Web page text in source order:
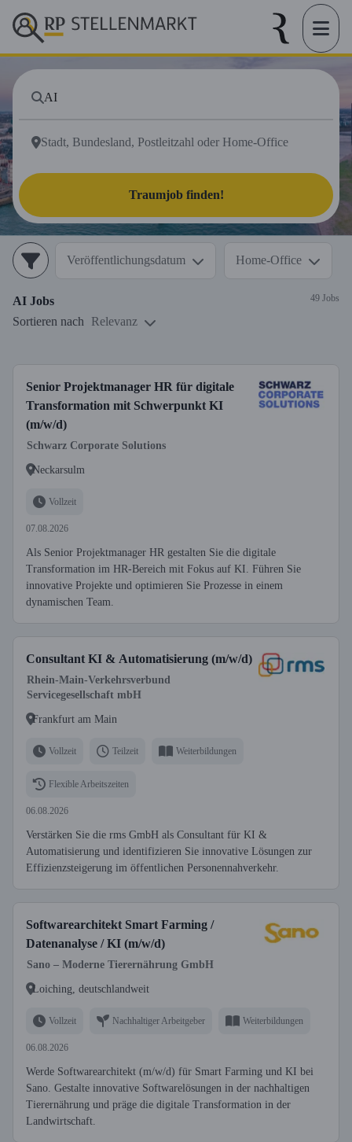
Traumjob finden!
Veröffentlichungsdatum Home-Office
AI Jobs 49 Jobs
Sortieren nach Relevanz
Senior Projektmanager HR für digitale
Transformation mit Schwerpunkt KI
(m/w/d)
Schwarz Corporate Solutions
Neckarsulm
Vollzeit
07.08.2026
Als Senior Projektmanager HR gestalten Sie die digitale
Transformation im HR-Bereich mit Fokus auf KI. Führen Sie
innovative Projekte und optimieren Sie Prozesse in einem
dynamischen Team.
Consultant KI & Automatisierung (m/w/d)
Rhein-Main-Verkehrsverbund
Servicegesellschaft mbH
Frankfurt am Main
Vollzeit Teilzeit Weiterbildungen
Flexible Arbeitszeiten
06.08.2026
Verstärken Sie die rms GmbH als Consultant für KI &
Automatisierung und identifizieren Sie innovative Lösungen zur
Effizienzsteigerung im öffentlichen Personennahverkehr.
Softwarearchitekt Smart Farming /
Datenanalyse / KI (m/w/d)
Sano – Moderne Tierernährung GmbH
Loiching, deutschlandweit
Vollzeit Nachhaltiger Arbeitgeber Weiterbildungen
06.08.2026
Werde Softwarearchitekt (m/w/d) für Smart Farming und KI bei
Sano. Gestalte innovative Softwarelösungen in der nachhaltigen
Tierernährung und präge die digitale Transformation in der
Landwirtschaft.